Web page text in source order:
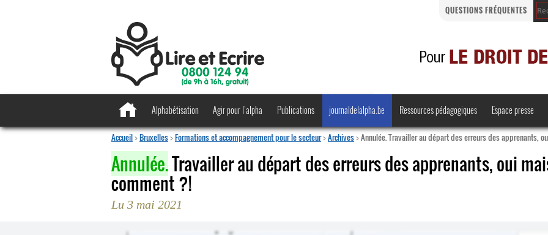
QUESTIONS FRÉQUENTES
Alphabétisation Agir pour l’alpha Publications journaldelalpha.be Ressources pédagogiques Espace presse
Accueil>Bruxelles>Formations et accompagnement pour le secteur>Archives>Annulée. Travailler au départ des erreurs des apprenants,
Annulée.Travailler au départ des erreurs des apprenants, oui
comment ?!
Lu 3 mai 2021